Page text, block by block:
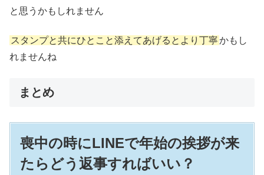
と思うかもしれません
スタンプと共にひとこと添えてあげるとより丁寧かもし
れませんね
まとめ
喪中の時にLINEで年始の挨拶が来
たらどう返事すればいい？